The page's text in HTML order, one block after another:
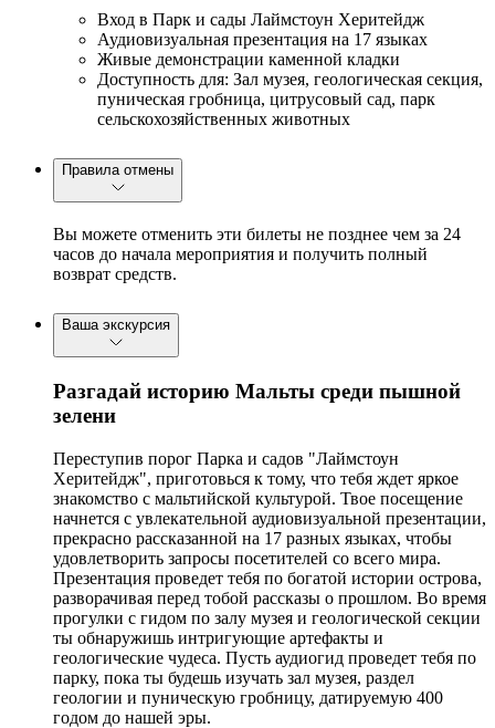
Вход в Парк и сады Лаймстоун Херитейдж
Аудиовизуальная презентация на 17 языках
Живые демонстрации каменной кладки
Доступность для: Зал музея, геологическая секция,
пуническая гробница, цитрусовый сад, парк
сельскохозяйственных животных
Правила отмены
Вы можете отменить эти билеты не позднее чем за 24
часов до начала мероприятия и получить полный
возврат средств.
Ваша экскурсия
Разгадай историю Мальты среди пышной
зелени
Переступив порог Парка и садов "Лаймстоун
Херитейдж", приготовься к тому, что тебя ждет яркое
знакомство с мальтийской культурой. Твое посещение
начнется с увлекательной аудиовизуальной презентации,
прекрасно рассказанной на 17 разных языках, чтобы
удовлетворить запросы посетителей со всего мира.
Презентация проведет тебя по богатой истории острова,
разворачивая перед тобой рассказы о прошлом. Во время
прогулки с гидом по залу музея и геологической секции
ты обнаружишь интригующие артефакты и
геологические чудеса. Пусть аудиогид проведет тебя по
парку, пока ты будешь изучать зал музея, раздел
геологии и пуническую гробницу, датируемую 400
годом до нашей эры.